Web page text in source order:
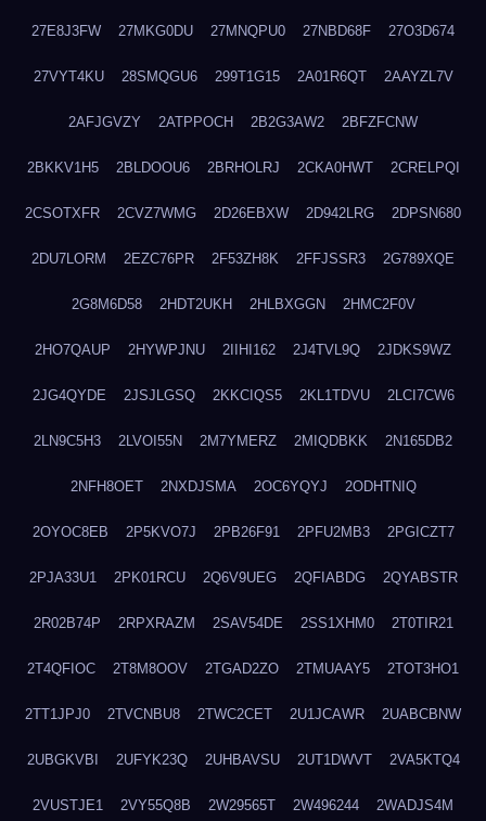
27E8J3FW 27MKG0DU 27MNQPU0 27NBD68F 27O3D674
27VYT4KU 28SMQGU6 299T1G15 2A01R6QT 2AAYZL7V
2AFJGVZY 2ATPPOCH 2B2G3AW2 2BFZFCNW
2BKKV1H5 2BLDOOU6 2BRHOLRJ 2CKA0HWT 2CRELPQI
2CSOTXFR 2CVZ7WMG 2D26EBXW 2D942LRG 2DPSN680
2DU7LORM 2EZC76PR 2F53ZH8K 2FFJSSR3 2G789XQE
2G8M6D58 2HDT2UKH 2HLBXGGN 2HMC2F0V
2HO7QAUP 2HYWPJNU 2IIHI162 2J4TVL9Q 2JDKS9WZ
2JG4QYDE 2JSJLGSQ 2KKCIQS5 2KL1TDVU 2LCI7CW6
2LN9C5H3 2LVOI55N 2M7YMERZ 2MIQDBKK 2N165DB2
2NFH8OET 2NXDJSMA 2OC6YQYJ 2ODHTNIQ
2OYOC8EB 2P5KVO7J 2PB26F91 2PFU2MB3 2PGICZT7
2PJA33U1 2PK01RCU 2Q6V9UEG 2QFIABDG 2QYABSTR
2R02B74P 2RPXRAZM 2SAV54DE 2SS1XHM0 2T0TIR21
2T4QFIOC 2T8M8OOV 2TGAD2ZO 2TMUAAY5 2TOT3HO1
2TT1JPJ0 2TVCNBU8 2TWC2CET 2U1JCAWR 2UABCBNW
2UBGKVBI 2UFYK23Q 2UHBAVSU 2UT1DWVT 2VA5KTQ4
2VUSTJE1 2VY55Q8B 2W29565T 2W496244 2WADJS4M